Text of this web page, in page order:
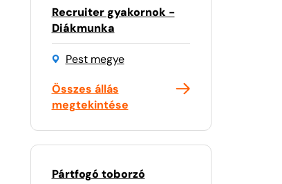
Recruiter gyakornok -
Diákmunka
Pest megye
Összes állás
megtekintése
Pártfogó toborzó